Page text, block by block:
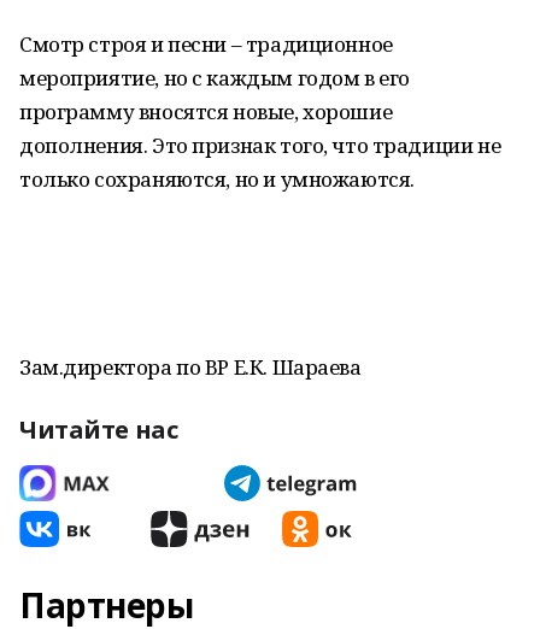
Смотр строя и песни – традиционное
мероприятие, но с каждым годом в его
программу вносятся новые, хорошие
дополнения. Это признак того, что традиции не
только сохраняются, но и умножаются.
Зам.директора по ВР Е.К. Шараева
Читайте нас
Партнеры